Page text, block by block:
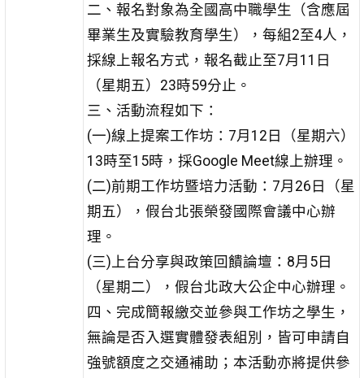
二、報名對象為全國高中職學生（含應屆
畢業生及實驗教育學生），每組2至4人，
採線上報名方式，報名截止至7月11日
（星期五）23時59分止。
三、活動流程如下：
(一)線上提案工作坊：7月12日（星期六）
13時至15時，採Google Meet線上辦理。
(二)前期工作坊暨培力活動：7月26日（星
期五），假台北張榮發國際會議中心辦
理。
(三)上台分享與政策回饋論壇：8月5日
（星期二），假台北政大公企中心辦理。
四、完成簡報繳交並參與工作坊之學生，
無論是否入選實體發表組別，皆可申請自
強號額度之交通補助；本活動亦將提供參